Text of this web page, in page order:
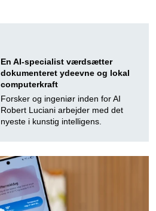
En AI-specialist værdsætter
dokumenteret ydeevne og lokal
computerkraft
Forsker og ingeniør inden for AI
Robert Luciani arbejder med det
nyeste i kunstig intelligens.